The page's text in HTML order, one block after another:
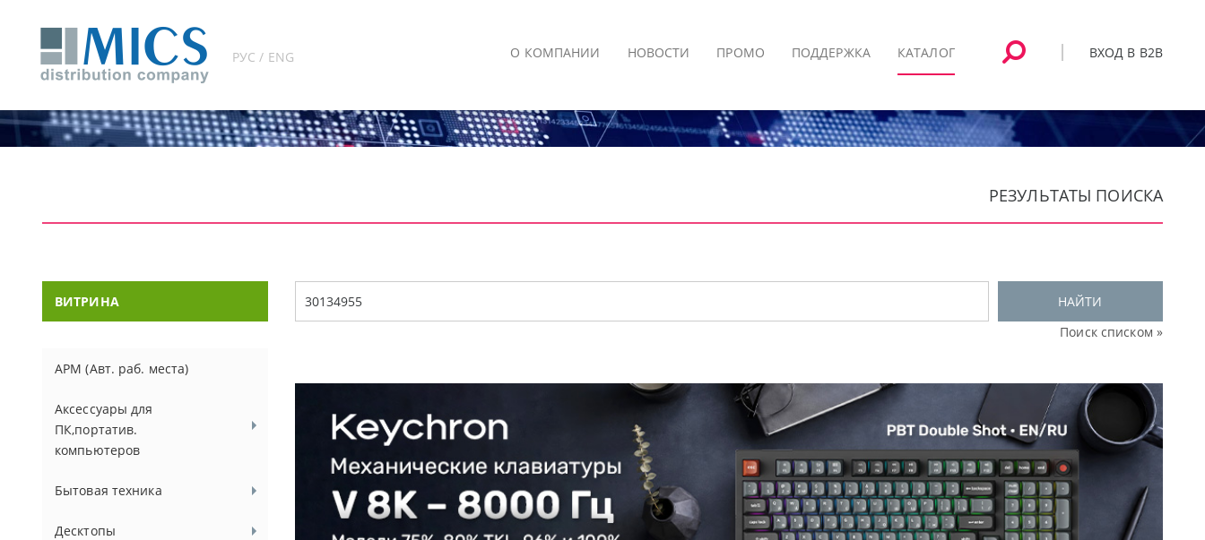
РУС / ENG ВХОД В B2B
О КОМПАНИИ НОВОСТИ ПРОМО ПОДДЕРЖКА КАТАЛОГ
РЕЗУЛЬТАТЫ ПОИСКА
ВИТРИНА
АРМ (Авт. раб. места)
Аксессуары для
ПК,портатив.
компьютеров
Бытовая техника
Десктопы
НАЙТИ
Поиск списком »